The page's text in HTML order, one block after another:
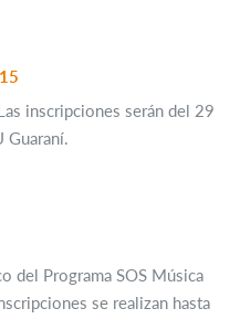
inscripciones serán del 29
Guaraní.
del Programa SOS Música
se realizan hasta